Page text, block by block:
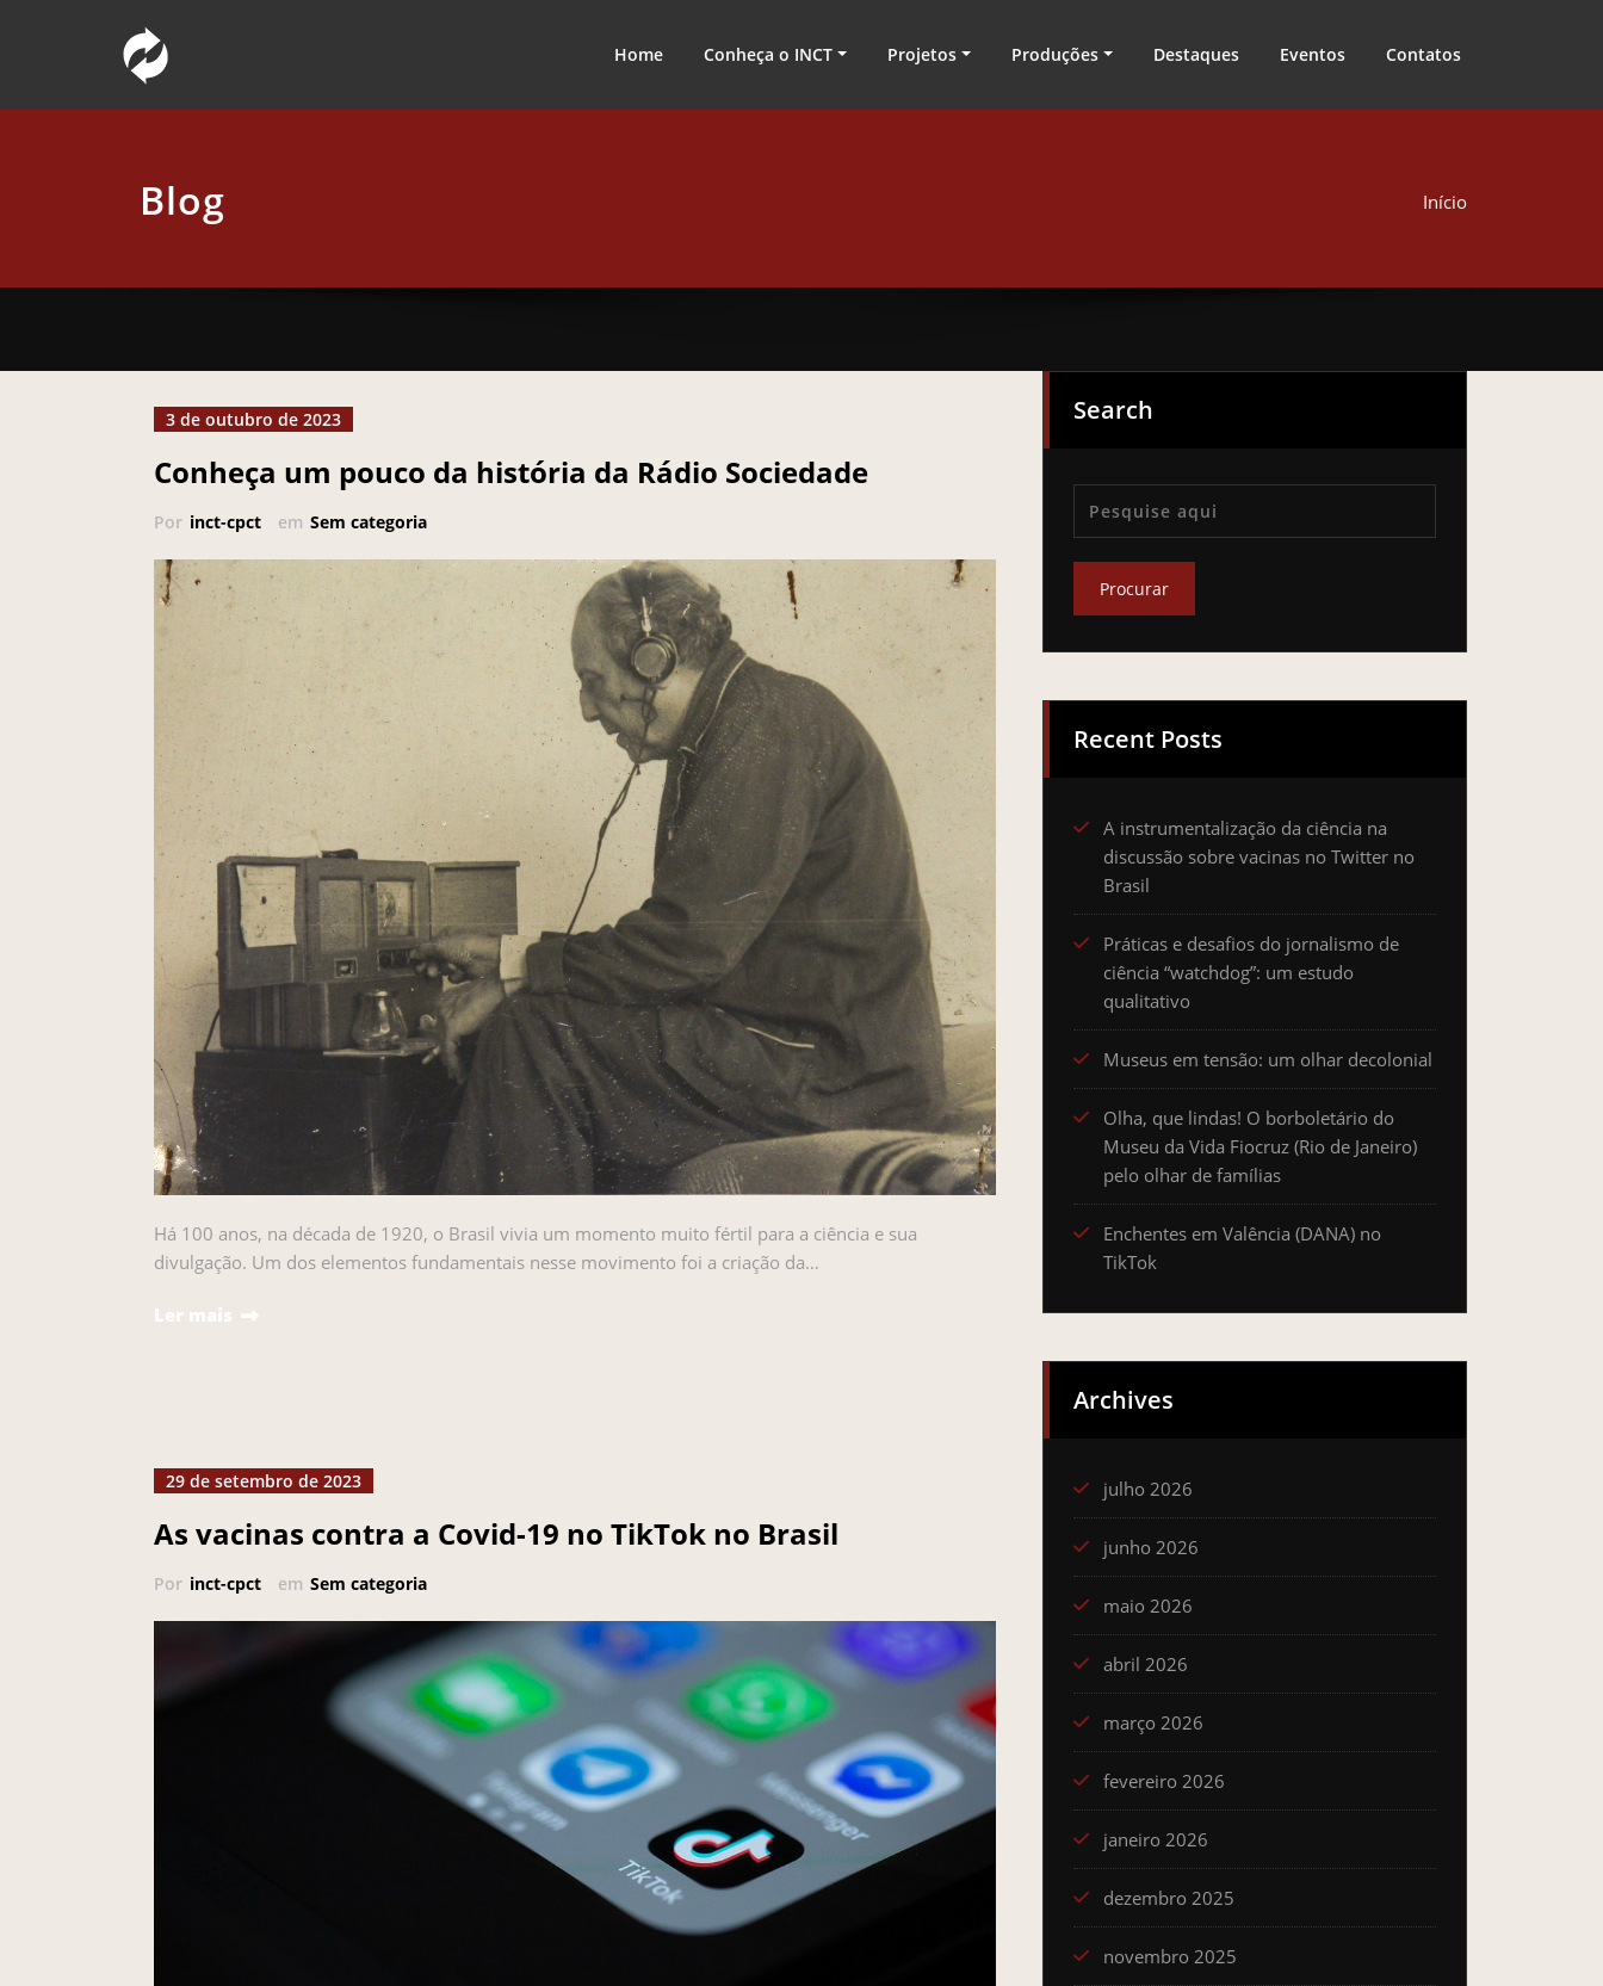
Home Conheça o INCT Projetos Produções Destaques Eventos Contatos
Blog Início
3 de outubro de 2023
Conheça um pouco da história da Rádio Sociedade
Por inct-cpct em Sem categoria
Há 100 anos, na década de 1920, o Brasil vivia um momento muito fértil para a ciência e sua
divulgação. Um dos elementos fundamentais nesse movimento foi a criação da…
Ler mais
29 de setembro de 2023
As vacinas contra a Covid-19 no TikTok no Brasil
Por inct-cpct em Sem categoria
Search
Recent Posts
A instrumentalização da ciência na
discussão sobre vacinas no Twitter no
Brasil
Práticas e desafios do jornalismo de
ciência “watchdog”: um estudo
qualitativo
Museus em tensão: um olhar decolonial
Olha, que lindas! O borboletário do
Museu da Vida Fiocruz (Rio de Janeiro)
pelo olhar de famílias
Enchentes em Valência (DANA) no
TikTok
Archives
julho 2026
junho 2026
maio 2026
abril 2026
março 2026
fevereiro 2026
janeiro 2026
dezembro 2025
novembro 2025